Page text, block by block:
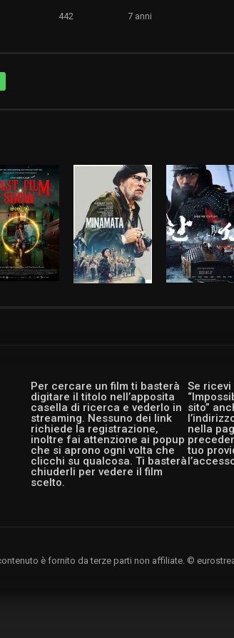
442 7 anni
Per cercare un film ti basterà
digitare il titolo nell’apposita
casella di ricerca e vederlo in
streaming. Nessuno dei link
richiede la registrazione,
inoltre fai attenzione ai popup
che si aprono ogni volta che
clicchi su qualcosa. Ti basterà
chiuderli per vedere il film
scelto.
Se
sito”
nella
tuo
è fornito da terze parti non affiliate. ©